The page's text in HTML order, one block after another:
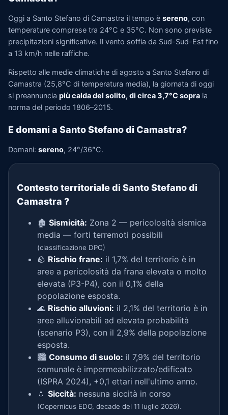
Oggi a Santo Stefano di Camastra il tempo è sereno, con
temperature comprese tra 24°C e 35°C. Non sono previste
precipitazioni significative. Il vento soffia da Sud-Sud-Est fino
a 13 km/h nelle raffiche.
Rispetto alle medie climatiche di agosto a Santo Stefano di
Camastra (25,8°C di temperatura media), la giornata di oggi
si preannuncia più calda del solito, di circa 3,7°C sopra la
norma del periodo 1806–2015.
E domani a Santo Stefano di Camastra?
Domani: sereno, 24°/36°C.
Contesto territoriale di Santo Stefano di
Camastra ?
🏚️ Sismicità: Zona 2 — pericolosità sismica
media — forti terremoti possibili
(classificazione DPC)
🪨 Rischio frane: il 1,7% del territorio è in
aree a pericolosità da frana elevata o molto
elevata (P3-P4), con il 0,1% della
popolazione esposta.
🌊 Rischio alluvioni: il 2,1% del territorio è in
aree alluvionabili ad elevata probabilità
(scenario P3), con il 2,9% della popolazione
esposta.
🏙️ Consumo di suolo: il 7,9% del territorio
comunale è impermeabilizzato/edificato
(ISPRA 2024), +0,1 ettari nell'ultimo anno.
💧 Siccità: nessuna siccità in corso
(Copernicus EDO, decade del 11 luglio 2026).